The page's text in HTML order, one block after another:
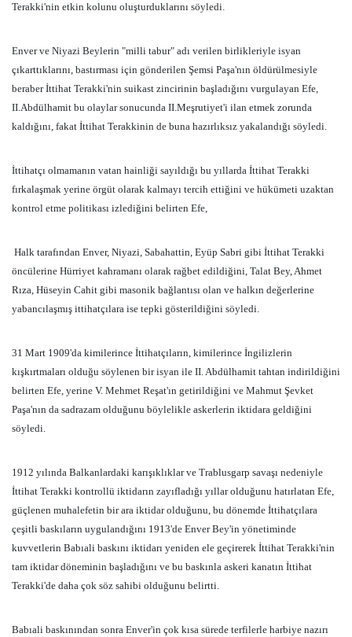
Terakki'nin etkin kolunu oluşturduklarını söyledi.
Enver ve Niyazi Beylerin "milli tabur" adı verilen birlikleriyle isyan
çıkarttıklarını, bastırması için gönderilen Şemsi Paşa'nın öldürülmesiyle
beraber İttihat Terakki'nin suikast zincirinin başladığını vurgulayan Efe,
II.Abdülhamit bu olaylar sonucunda II.Meşrutiyet'i ilan etmek zorunda
kaldığını, fakat İttihat Terakkinin de buna hazırlıksız yakalandığı söyledi.
İttihatçı olmamanın vatan hainliği sayıldığı bu yıllarda İttihat Terakki
fırkalaşmak yerine örgüt olarak kalmayı tercih ettiğini ve hükümeti uzaktan
kontrol etme politikası izlediğini belirten Efe,
Halk tarafından Enver, Niyazi, Sabahattin, Eyüp Sabri gibi İttihat Terakki
öncülerine Hürriyet kahramanı olarak rağbet edildiğini, Talat Bey, Ahmet
Rıza, Hüseyin Cahit gibi masonik bağlantısı olan ve halkın değerlerine
yabancılaşmış ittihatçılara ise tepki gösterildiğini söyledi.
31 Mart 1909'da kimilerince İttihatçıların, kimilerince İngilizlerin
kışkırtmaları olduğu söylenen bir isyan ile II. Abdülhamit tahtan indirildiğini
belirten Efe, yerine V. Mehmet Reşat'ın getirildiğini ve Mahmut Şevket
Paşa'nın da sadrazam olduğunu böylelikle askerlerin iktidara geldiğini
söyledi.
1912 yılında Balkanlardaki karışıklıklar ve Trablusgarp savaşı nedeniyle
İttihat Terakki kontrollü iktidarın zayıfladığı yıllar olduğunu hatırlatan Efe,
güçlenen muhalefetin bir ara iktidar olduğunu, bu dönemde İttihatçılara
çeşitli baskıların uygulandığını 1913'de Enver Bey'in yönetiminde
kuvvetlerin Babıali baskını iktidarı yeniden ele geçirerek İttihat Terakki'nin
tam iktidar döneminin başladığını ve bu baskınla askeri kanatın İttihat
Terakki'de daha çok söz sahibi olduğunu belirtti.
Babıali baskınından sonra Enver'in çok kısa sürede terfilerle harbiye nazırı